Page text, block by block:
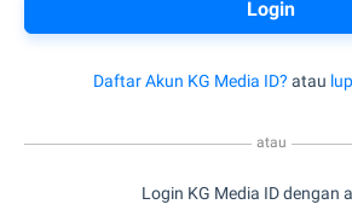
Daftar Akun KG Media ID? atau
atau
Login KG Media ID dengan